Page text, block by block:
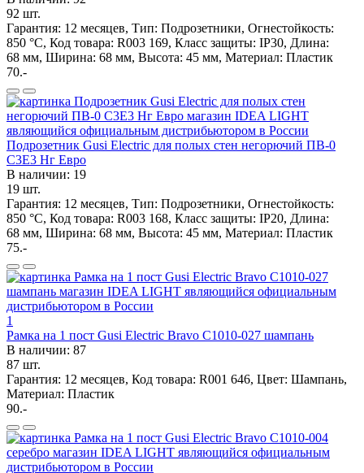
92 шт.
Гарантия: 12 месяцев, Тип: Подрозетники, Огнестойкость:
850 °C, Код товара: R003 169, Класс защиты: IP30, Длина:
68 мм, Ширина: 68 мм, Высота: 45 мм, Материал: Пластик
70.-
Подрозетник Gusi Electric для полых стен негорючий ПВ-0
С3Е3 Нг Евро
В наличии: 19
19 шт.
Гарантия: 12 месяцев, Тип: Подрозетники, Огнестойкость:
850 °C, Код товара: R003 168, Класс защиты: IP20, Длина:
68 мм, Ширина: 68 мм, Высота: 45 мм, Материал: Пластик
75.-
1
Рамка на 1 пост Gusi Electric Bravo С1010-027 шампань
В наличии: 87
87 шт.
Гарантия: 12 месяцев, Код товара: R001 646, Цвет: Шампань,
Материал: Пластик
90.-